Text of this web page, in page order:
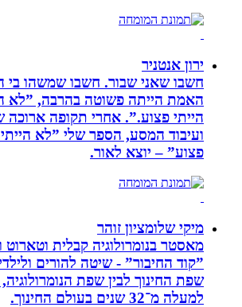
ירון אנטניר
חשבו שאני שבור. חשבו שמשהו בי
האמת הייתה פשוטה בהרבה, ”לא
הייתי פצוע.”. אחרי תקופה ארוכה של
ועיבוד המסע, הספר שלי ”לא הייתי
פצוע” – יוצא לאור.
מיקי שלומציון זוהר
מאסטר בנומרולוגיה קבלית וטארוט
”קוד החיבור” - שיטה להורים
שפת החינוך לבין שפת הנומרולוגיה,
למעלה מ־32 שנים בעולם החינוך.